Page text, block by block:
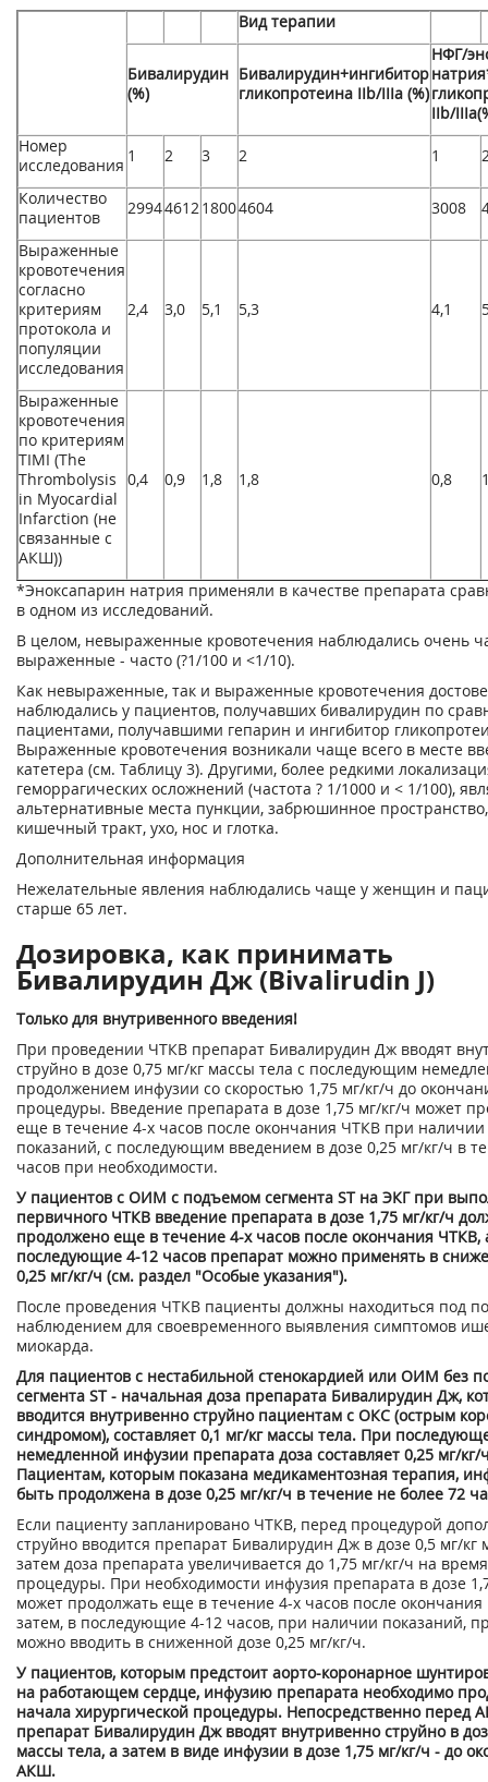
Вид терапии
Бивалирудин
(%)
Бивалирудин+ингибитор
гликопротеина IIb/IIIа (%)
НФГ/
IIb/
Номер
исследования 1 2 3 2 1
Количество
пациентов
2994461218004604 3008
Выраженные
кровотечения
согласно
критериям
протокола и
популяции
исследования
2,4 3,0 5,1 5,3 4,1
Выраженные
кровотечения
по критериям
TIMI (The
Thrombolysis
in Myocardial
Infarction (не
связанные с
АКШ))
0,4 0,9 1,8 1,8 0,8
*Эноксапарин натрия применяли в качестве препарата
в одном из исследований.
В целом, невыраженные кровотечения наблюдались очень
выраженные - часто (?1/100 и <1/10).
Как невыраженные, так и выраженные кровотечения
наблюдались у пациентов, получавших бивалирудин по
пациентами, получавшими гепарин и ингибитор
Выраженные кровотечения возникали чаще всего в месте
катетера (см. Таблицу 3). Другими, более редкими
геморрагических осложнений (частота ? 1/1000 и < 1/100),
альтернативные места пункции, забрюшинное
кишечный тракт, ухо, нос и глотка.
Дополнительная информация
Нежелательные явления наблюдались чаще у женщин и
старше 65 лет.
Дозировка, как принимать
Бивалирудин Дж (Bivalirudin ­J)
Только для внутривенного введения!
При проведении ЧТКВ препарат Бивалирудин Дж вводят
струйно в дозе 0,75 мг/кг массы тела с последующим
продолжением инфузии со скоростью 1,75 мг/кг/ч до
процедуры. Введение препарата в дозе 1,75 мг/кг/ч может
еще в течение 4-х часов после окончания ЧТКВ при наличии
показаний, с последующим введением в дозе 0,25 мг/кг/ч в
часов при необходимости.
У пациентов с ОИМ с подъемом сегмента ST на ЭКГ при
первичного ЧТКВ введение препарата в дозе 1,75 мг/кг/ч
продолжено еще в течение 4-х часов после окончания ЧТКВ,
последующие 4-12 часов препарат можно применять в
0,25 мг/кг/ч (см. раздел "Особые указания").
После проведения ЧТКВ пациенты должны находиться под
наблюдением для своевременного выявления симптомов
миокарда.
Для пациентов с нестабильной стенокардией или ОИМ без
сегмента ST - начальная доза препарата Бивалирудин Дж,
вводится внутривенно струйно пациентам с ОКС (острым
синдромом), составляет 0,1 мг/кг массы тела. При
немедленной инфузии препарата доза составляет 0,25 мг/кг/
Пациентам, которым показана медикаментозная терапия,
быть продолжена в дозе 0,25 мг/кг/ч в течение не более 72
Если пациенту запланировано ЧТКВ, перед процедурой
струйно вводится препарат Бивалирудин Дж в дозе 0,5 мг/кг
затем доза препарата увеличивается до 1,75 мг/кг/ч на
процедуры. При необходимости инфузия препарата в дозе
может продолжать еще в течение 4-х часов после
затем, в последующие 4-12 часов, при наличии показаний,
можно вводить в сниженной дозе 0,25 мг/кг/ч.
У пациентов, которым предстоит аорто-коронарное
на работающем сердце, инфузию препарата необходимо
начала хирургической процедуры. Непосредственно перед
препарат Бивалирудин Дж вводят внутривенно струйно в
массы тела, а затем в виде инфузии в дозе 1,75 мг/кг/ч - до
АКШ.